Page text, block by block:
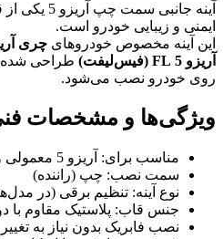
آینه
ایمنی و زیبایی خودرو است.
این آینه مخصوص خودروهای چری آریزو 5
آریزو 5 FL (فیس‌لیفت)
روی خودرو نصب می‌شود.
ویژگی‌ها و مشخصات
مناسب برای: آریزو 5 معمولی و آریزو 5 فیس‌لیفت (FL)
سمت نصب: چپ (راننده)
نوع آینه: تنظیم برقی (در
جنس قاب: پلاستیک مقاوم با
نصب فابریک بدون نیاز به